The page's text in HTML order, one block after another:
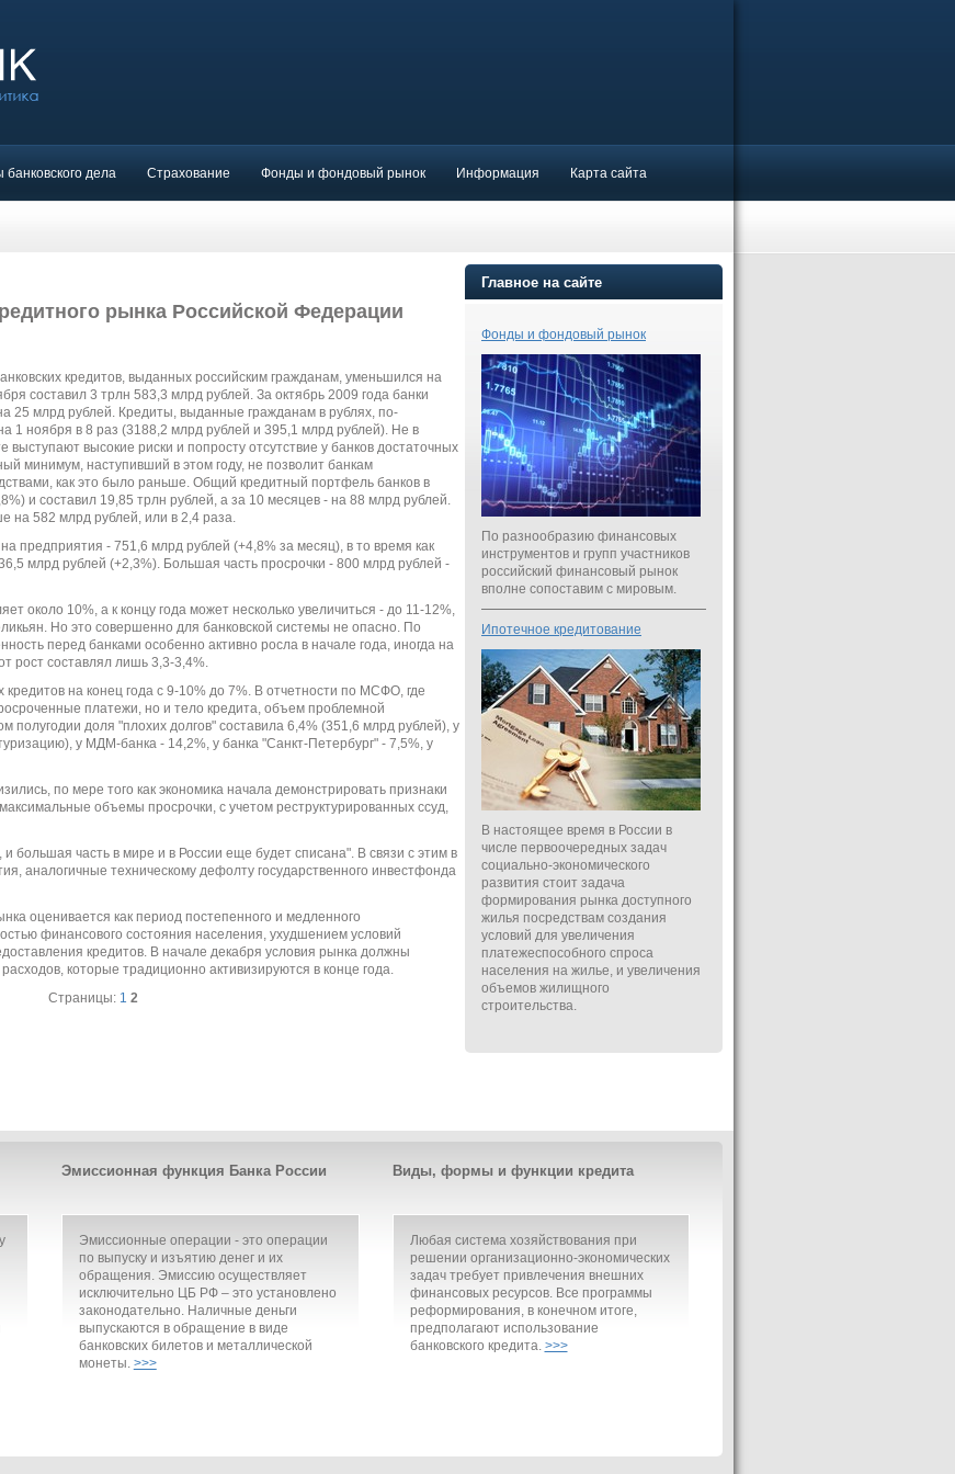
банковского дела Страхование Фонды и фондовый рынок Информация Карта сайта
рынка Российской Федерации
кредитов, выданных российским гражданам, уменьшился на
составил 3 трлн 583,3 млрд рублей. За октябрь 2009 года банки
25 млрд рублей. Кредиты, выданные гражданам в рублях, по-
1 ноября в 8 раз (3188,2 млрд рублей и 395,1 млрд рублей). Не в
выступают высокие риски и попросту отсутствие у банков достаточных
минимум, наступивший в этом году, не позволит банкам
как это было раньше. Общий кредитный портфель банков в
и составил 19,85 трлн рублей, а за 10 месяцев - на 88 млрд рублей.
на 582 млрд рублей, или в 2,4 раза.
предприятия - 751,6 млрд рублей (+4,8% за месяц), в то время как
млрд рублей (+2,3%). Большая часть просрочки - 800 млрд рублей -
около 10%, а к концу года может несколько увеличиться - до 11-12%,
Но это совершенно для банковской системы не опасно. По
перед банками особенно активно росла в начале года, иногда на
рост составлял лишь 3,3-3,4%.
на конец года с 9-10% до 7%. В отчетности по МСФО, где
платежи, но и тело кредита, объем проблемной
доля "плохих долгов" составила 6,4% (351,6 млрд рублей), у
у МДМ-банка - 14,2%, у банка "Санкт-Петербург" - 7,5%, у
по мере того как экономика начала демонстрировать признаки
объемы просрочки, с учетом реструктурированных ссуд,
большая часть в мире и в России еще будет списана". В связи с этим в
аналогичные техническому дефолту государственного инвестфонда
оценивается как период постепенного и медленного
финансового состояния населения, ухудшением условий
кредитов. В начале декабря условия рынка должны
которые традиционно активизируются в конце года.
Страницы: 1 2
Главное на сайте
Фонды и фондовый рынок
По разнообразию финансовых
инструментов и групп участников
российский финансовый рынок
вполне сопоставим с мировым.
Ипотечное кредитование
В настоящее время в России в
числе первоочередных задач
социально-экономического
развития стоит задача
формирования рынка доступного
жилья посредствам создания
условий для увеличения
платежеспособного спроса
населения на жилье, и увеличения
объемов жилищного
строительства.
Эмиссионная функция Банка России
Эмиссионные операции - это операции
по выпуску и изъятию денег и их
обращения. Эмиссию осуществляет
исключительно ЦБ РФ – это установлено
законодательно. Наличные деньги
выпускаются в обращение в виде
банковских билетов и металлической
монеты. >>>
Виды, формы и функции кредита
Любая система хозяйствования при
решении организационно-экономических
задач требует привлечения внешних
финансовых ресурсов. Все программы
реформирования, в конечном итоге,
предполагают использование
банковского кредита. >>>